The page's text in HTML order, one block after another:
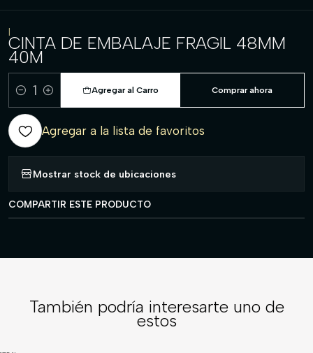
|
CINTA DE EMBALAJE FRAGIL 48MM
40M
Cantidad
Agregar al Carro Comprar ahora
Agregar a la lista de favoritos
Mostrar stock de ubicaciones
COMPARTIR ESTE PRODUCTO
También podría interesarte uno de
estos